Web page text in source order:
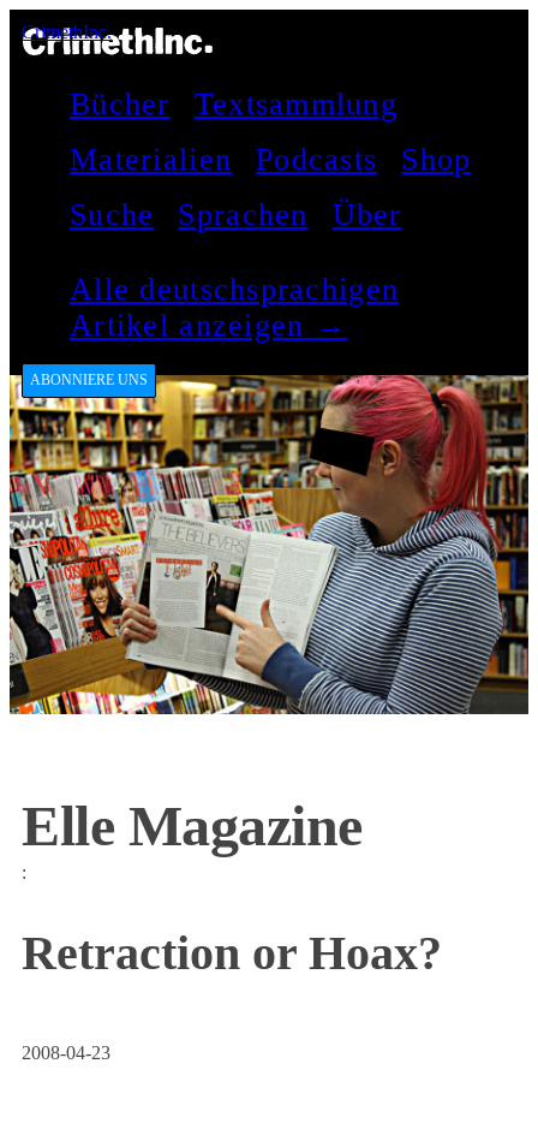
CrimethInc.
Bücher
Textsammlung
Materialien
Podcasts
Shop
Suche
Sprachen Über
Alle deutschsprachigen
Artikel anzeigen →
ABONNIERE UNS
Elle Magazine
:
Retraction or Hoax?
2008-04-23